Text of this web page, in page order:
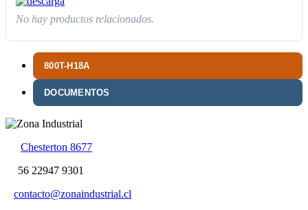
800T-H18A
DOCUMENTOS
No hay productos relacionados.
Chesterton 8677
56 22947 9301
contacto@zonaindustrial.cl